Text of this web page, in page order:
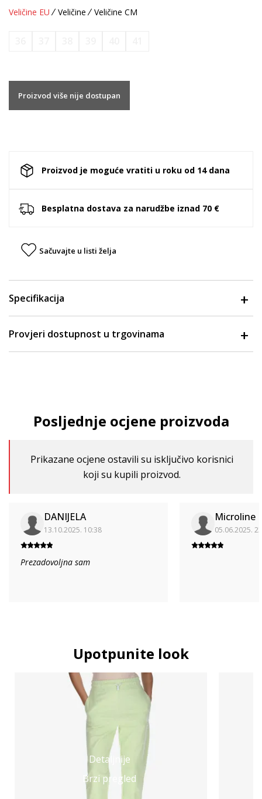
Veličine EU Veličine Veličine CM
Proizvod više nije dostupan
Proizvod je moguće vratiti u roku od 14 dana
Besplatna dostava za narudžbe iznad 70 €
Sačuvajte u listi želja
Specifikacija
Provjeri dostupnost u trgovinama
Posljednje ocjene proizvoda
Prikazane ocjene ostavili su isključivo korisnici
koji su kupili proizvod.
DANIJELA
13.10.2025. 10:38
Prezadovoljna sam
Microline
05.06.2025.
Upotpunite look
Detaljnije
Brzi pregled